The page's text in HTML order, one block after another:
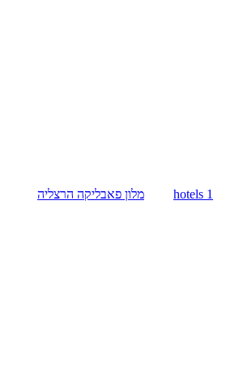
hotels 1
מלון פאבליקה הרצליה